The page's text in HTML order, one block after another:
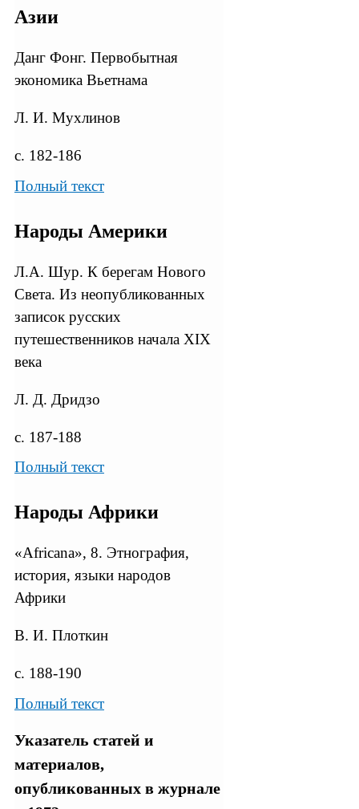
Азии
Данг Фонг. Первобытная
экономика Вьетнама
Л. И. Мухлинов
с. 182-186
Полный текст
Народы Америки
Л.А. Шур. К берегам Нового
Света. Из неопубликованных
записок русских
путешественников начала XIX
века
Л. Д. Дридзо
с. 187-188
Полный текст
Народы Африки
«Africana», 8. Этнография,
история, языки народов
Африки
В. И. Плоткин
с. 188-190
Полный текст
Указатель статей и
материалов,
опубликованных в журнале